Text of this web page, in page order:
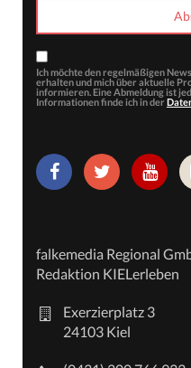
Ich möchte den regelmäßigen
erhalten und mich über aktuelle
informieren. Eine Abmeldung ist
Informationen finde ich in der
falkemedia Regional
Redaktion KIELerleben
Exerzierplatz 3
24103 Kiel